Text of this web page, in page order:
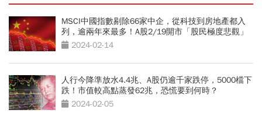
MSCI中國指數剔除66家中企，從科技到房地產都入
列，逾兩年來最多！A股2/19開市「股民極度悲觀」
2024-02-14
人行今降準放水4.4兆、A股仍逾千家跌停，5000檔下
跌！市值較高點蒸發62兆，恐慌要到何時？
2024-02-05